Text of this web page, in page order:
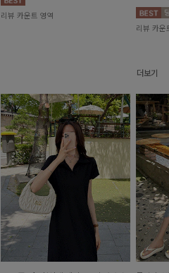
리뷰 카운트 영역
리뷰 카운
더보기